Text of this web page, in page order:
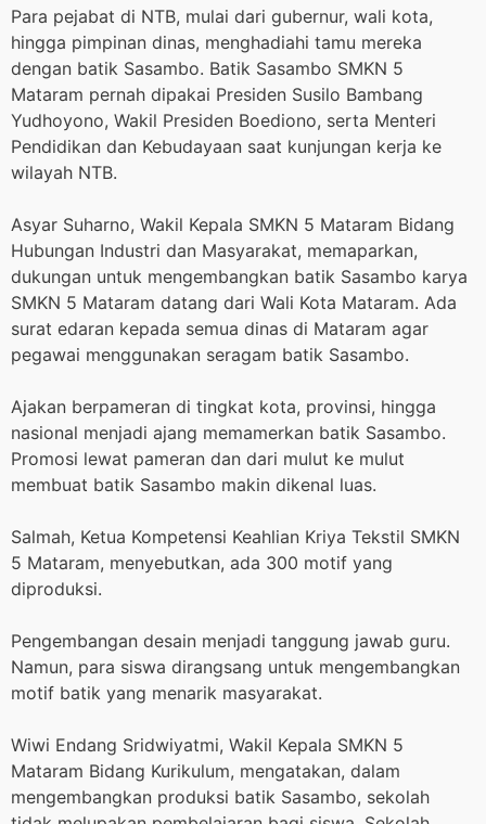
Para pejabat di NTB, mulai dari gubernur, wali kota,
hingga pimpinan dinas, menghadiahi tamu mereka
dengan batik Sasambo. Batik Sasambo SMKN 5
Mataram pernah dipakai Presiden Susilo Bambang
Yudhoyono, Wakil Presiden Boediono, serta Menteri
Pendidikan dan Kebudayaan saat kunjungan kerja ke
wilayah NTB.
Asyar Suharno, Wakil Kepala SMKN 5 Mataram Bidang
Hubungan Industri dan Masyarakat, memaparkan,
dukungan untuk mengembangkan batik Sasambo karya
SMKN 5 Mataram datang dari Wali Kota Mataram. Ada
surat edaran kepada semua dinas di Mataram agar
pegawai menggunakan seragam batik Sasambo.
Ajakan berpameran di tingkat kota, provinsi, hingga
nasional menjadi ajang memamerkan batik Sasambo.
Promosi lewat pameran dan dari mulut ke mulut
membuat batik Sasambo makin dikenal luas.
Salmah, Ketua Kompetensi Keahlian Kriya Tekstil SMKN
5 Mataram, menyebutkan, ada 300 motif yang
diproduksi.
Pengembangan desain menjadi tanggung jawab guru.
Namun, para siswa dirangsang untuk mengembangkan
motif batik yang menarik masyarakat.
Wiwi Endang Sridwiyatmi, Wakil Kepala SMKN 5
Mataram Bidang Kurikulum, mengatakan, dalam
mengembangkan produksi batik Sasambo, sekolah